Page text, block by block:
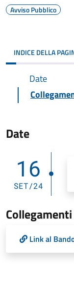
Avviso Pubblico
INDICE DELLA
Date
Date
16
SET/24
Collegamenti
Link al